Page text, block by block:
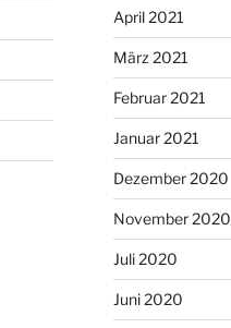
April 2021
März 2021
Februar 2021
Januar 2021
Dezember 2020
November 2020
Juli 2020
Juni 2020